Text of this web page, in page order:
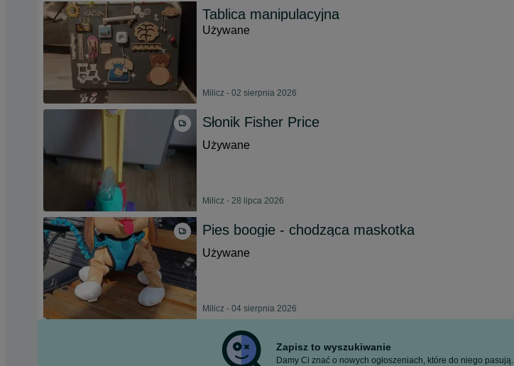
Tablica manipulacyjna
Używane
Milicz - 02 sierpnia 2026
Słonik Fisher Price
Używane
Milicz - 28 lipca 2026
Pies boogie - chodząca maskotka
Używane
Milicz - 04 sierpnia 2026
Zapisz to wyszukiwanie
Damy Ci znać o nowych ogłoszeniach, które do niego pasują.